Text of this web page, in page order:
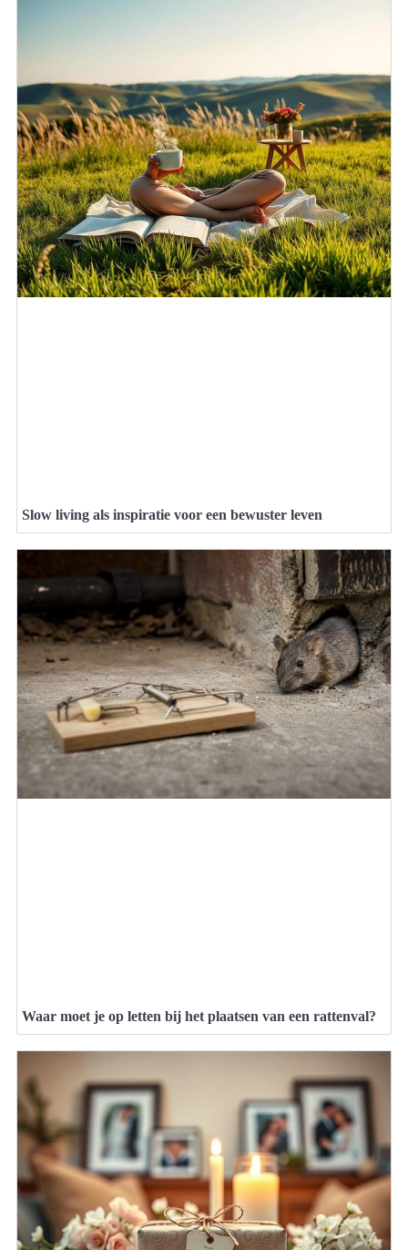
Slow living als inspiratie voor een bewuster leven
Waar moet je op letten bij het plaatsen van een rattenval?